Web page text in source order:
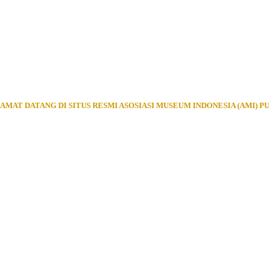
DATANG DI SITUS RESMI ASOSIASI MUSEUM INDONESIA (AMI)